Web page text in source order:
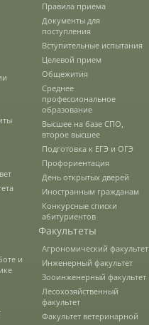
формате Рособрнадзора
поступления
испытания
Правила приема
Документы для
поступления
Вступительные испытания
Целевой прием
Общежития
Среднее
профессиональное
образование
Высшее на базе СПО,
второе высшее
Подготовка к ЕГЭ и ОГЭ
Профориентация
День открытых дверей
Иностранным гражданам
Конкурсные списки
абитуриентов
и
Факультеты
Агрономический факультет
Инженерный факультет
Зооинженерный факультет
Лесохозяйственный
факультет
Факультет ветеринарной